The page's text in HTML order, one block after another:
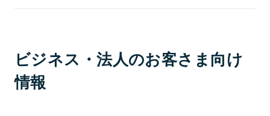
ビジネス・法人のお客さま向け
情報